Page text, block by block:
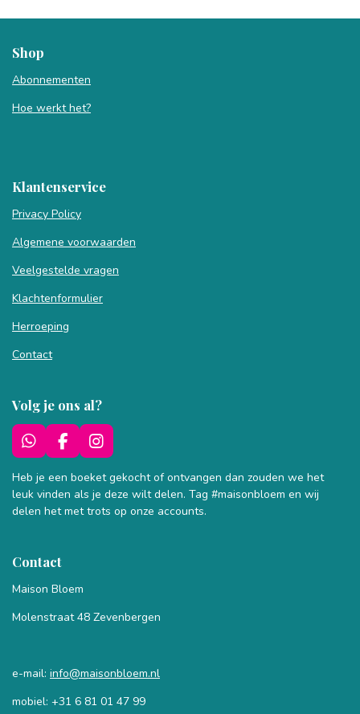
Shop
Abonnementen
Hoe werkt het?
Klantenservice
Privacy Policy
Algemene voorwaarden
Veelgestelde vragen
Klachtenformulier
Herroeping
Contact
Volg je ons al?
W
h
a
t
s
F
a
c
e
b
I
n
s
t
a
Heb je een boeket gekocht of ontvangen dan zouden we het
leuk vinden als je deze wilt delen. Tag #maisonbloem en wij
delen het met trots op onze accounts.
Contact
Maison Bloem
Molenstraat 48 Zevenbergen
e-mail: info@maisonbloem.nl
mobiel: +31 6 81 01 47 99